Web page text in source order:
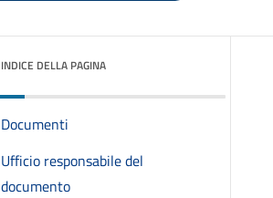
INDICE DELLA PAGINA
Documenti
Ufficio responsabile del
documento